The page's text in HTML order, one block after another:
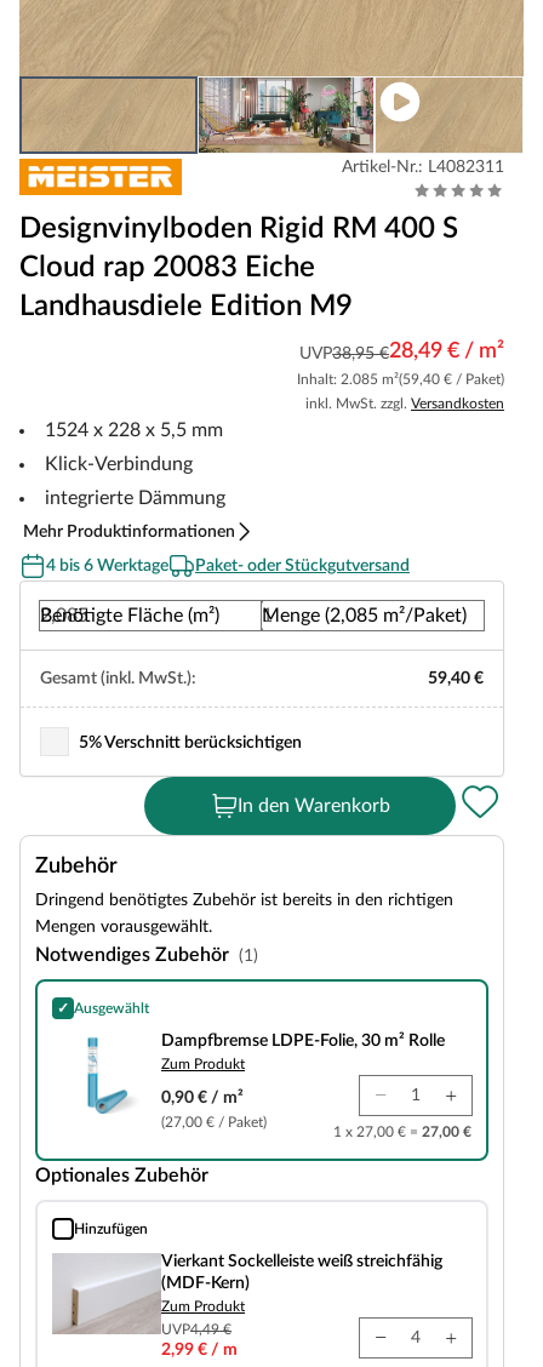
Artikel-Nr.: L4082311
Designvinylboden Rigid RM 400 S
Cloud rap 20083 Eiche
Landhausdiele Edition M9
UVP38,95 €28,49 € / m²
Inhalt: 2.085 m²(59,40 € / Paket)
inkl. MwSt. zzgl. Versandkosten
1524 x 228 x 5,5 mm
Klick-Verbindung
integrierte Dämmung
Mehr Produktinformationen
4 bis 6 Werktage
Paket- oder Stückgutversand
Benötigte Fläche (m²) Menge (2,085 m²/Paket)
Gesamt (inkl. MwSt.): 59,40 €
5% Verschnitt berücksichtigen
In den Warenkorb
Zubehör
Dringend benötigtes Zubehör ist bereits in den richtigen
Mengen vorausgewählt.
Notwendiges Zubehör (1)
✓ Ausgewählt
Dampfbremse LDPE-Folie, 30 m² Rolle
Dampfbremse LDPE-Folie, 30 m² Rolle
Zum Produkt
0,90 € / m²
(27,00 € / Paket)
1 x 27,00 € = 27,00 €
Optionales Zubehör
Hinzufügen
Vierkant Sockelleiste weiß streichfähig (MDF-Kern)
Vierkant Sockelleiste weiß streichfähig
(MDF-Kern)
Zum Produkt
UVP4,49 €
2,99 € / m